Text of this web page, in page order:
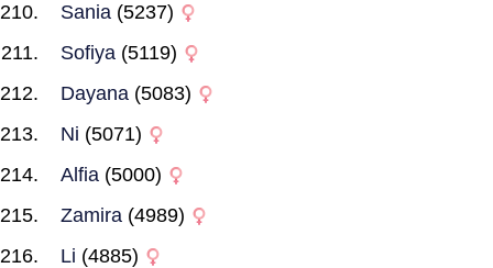
Sania (5237)
Sofiya (5119)
Dayana (5083)
Ni (5071)
Alfia (5000)
Zamira (4989)
Li (4885)